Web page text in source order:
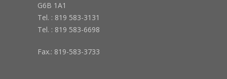
G6B 1A1
Tel. : 819 583-3131
Tel. : 819 583-6698
Fax.: 819-583-3733